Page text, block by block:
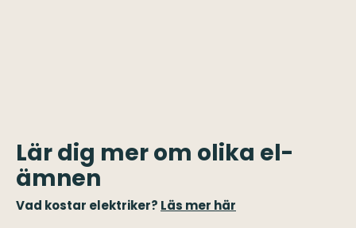
Lär dig mer om olika el-
ämnen
Vad kostar elektriker? Läs mer här